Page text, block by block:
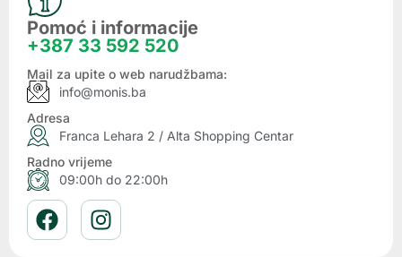
Pomoć i informacije
+387 33 592 520
Mail za upite o web narudžbama:
info@monis.ba
Adresa
Franca Lehara 2 / Alta Shopping Centar
Radno vrijeme
09:00h do 22:00h